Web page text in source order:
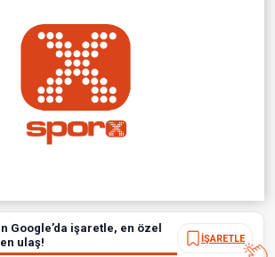
Google’da işaretle, en özel
ulaş!
İŞARETLE